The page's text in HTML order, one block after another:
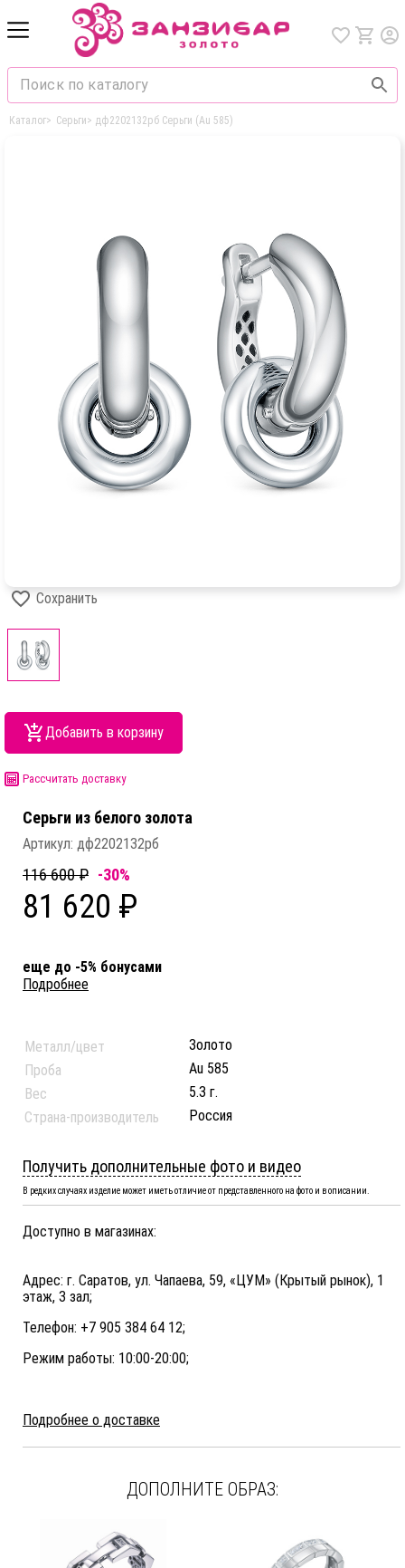
Каталог> Серьги> дф2202132рб Серьги (Au 585)
Сохранить
Добавить в корзину
Рассчитать доставку
Серьги из белого золота
Артикул: дф2202132рб
116 600 ₽ -30%
81 620 ₽
еще до -5% бонусами
Подробнее
Металл/цвет
Золото
Проба
Au 585
Вес
5.3 г.
Страна-производитель
Россия
Получить дополнительные фото и видео
В редких случаях изделие может иметь отличие от представленного на фото и в описании.
Доступно в магазинах:
Адрес: г. Саратов, ул. Чапаева, 59, «ЦУМ» (Крытый рынок), 1
этаж, 3 зал;
Телефон: +7 905 384 64 12;
Режим работы: 10:00-20:00;
Подробнее о доставке
ДОПОЛНИТЕ ОБРАЗ: